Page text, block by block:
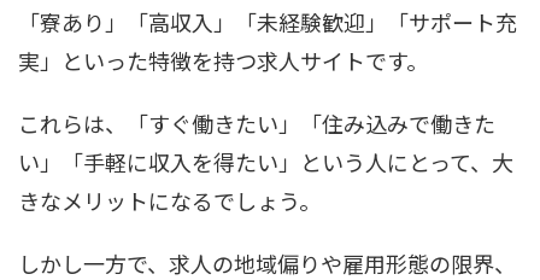
「寮あり」「高収入」「未経験歓迎」「サポート充
実」といった特徴を持つ求人サイトです。
これらは、「すぐ働きたい」「住み込みで働きた
い」「手軽に収入を得たい」という人にとって、大
きなメリットになるでしょう。
しかし一方で、求人の地域偏りや雇用形態の限界、